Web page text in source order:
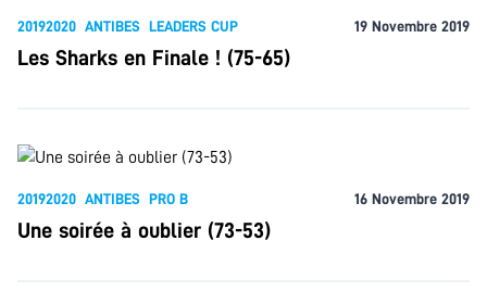
20192020 ANTIBES LEADERS CUP 19 Novembre 2019
Les Sharks en Finale ! (75-65)
20192020 ANTIBES PRO B 16 Novembre 2019
Une soirée à oublier (73-53)